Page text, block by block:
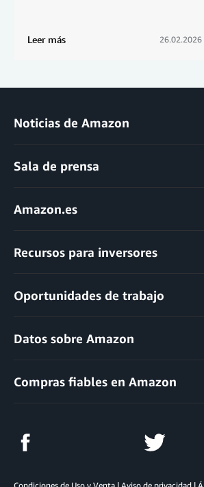
Leer más 26.02.2026
Noticias de Amazon
Sala de prensa
Amazon.es
Recursos para inversores
Oportunidades de trabajo
Datos sobre Amazon
Compras fiables en Amazon